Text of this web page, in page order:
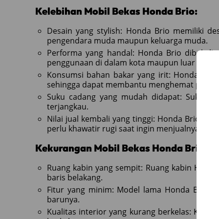
Kelebihan Mobil Bekas Honda Brio:
Desain yang stylish: Honda Brio memiliki
pengendara muda maupun keluarga muda.
Performa yang handal: Honda Brio
penggunaan di dalam kota maupun luar kota.
Konsumsi bahan bakar yang irit: Honda
sehingga dapat membantu menghemat
Suku cadang yang mudah didapat: Suku
terjangkau.
Nilai jual kembali yang tinggi: Honda Brio
perlu khawatir rugi saat ingin menjualnya
Kekurangan Mobil Bekas Honda Brio:
Ruang kabin yang sempit: Ruang kabin
baris belakang.
Fitur yang minim: Model lama Honda Brio
barunya.
Kualitas interior yang kurang berkelas: